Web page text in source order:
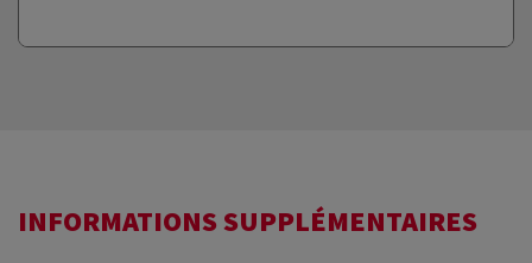
INFORMATIONS SUPPLÉMENTAIRES